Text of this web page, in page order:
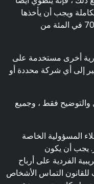
ويجب أن يأخذها
المستثمرون الأوائل في الاعتبار. حوالي 70 في المئة من
أخرى مستخدمة على
إلى أي شركة محددة أو
فقط ، وجميع
المسؤولية الخاصة
يجب أن يكون
الفردية على أرباح
التماس الأشخاص